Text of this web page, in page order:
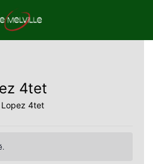
4tet
Lopez 4tet